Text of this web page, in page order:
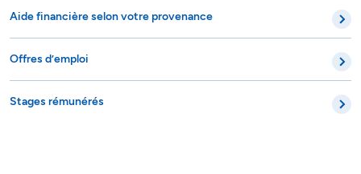
Aide financière selon votre provenance
Offres d’emploi
Stages rémunérés